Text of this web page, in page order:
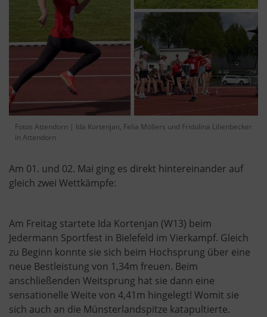
Fotos Attendorn | Ida Kortenjan, Felia Möllers und Fridolina Lilienbecker
in Attendorn
Am 01. und 02. Mai ging es direkt hintereinander auf
gleich zwei Wettkämpfe:
Am Freitag startete Ida Kortenjan (W13) beim
Jedermann Sportfest in Bielefeld im Vierkampf. Gleich
zu Beginn konnte sie sich beim Hochsprung über eine
neue Bestleistung von 1,34m freuen. Beim
anschließenden Weitsprung hat sie dann eine
sensationelle Weite von 4,41m hingelegt! Womit sie
sich auch an die Münsterlandspitze katapultierte.